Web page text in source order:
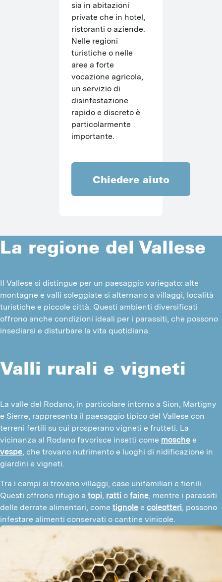
sia in abitazioni
private che in hotel,
ristoranti o aziende.
Nelle regioni
turistiche o nelle
aree a forte
vocazione agricola,
un servizio di
disinfestazione
rapido e discreto è
particolarmente
importante.
Chiedere aiuto
La regione del Vallese
Il Vallese si distingue per un paesaggio variegato: alte
montagne e valli soleggiate si alternano a villaggi, località
turistiche e piccole città. Questi ambienti diversificati
offrono anche condizioni ideali per i parassiti, che possono
insediarsi e disturbare la vita quotidiana.
Valli rurali e vigneti
La valle del Rodano, in particolare intorno a Sion, Martigny
e Sierre, rappresenta il paesaggio tipico del Vallese con
terreni fertili su cui prosperano vigneti e frutteti. La
vicinanza al Rodano favorisce insetti come mosche
vespe, che trovano nutrimento e luoghi di nidificazione in
giardini e vigneti.
Tra i campi si trovano villaggi, case unifamiliari e fienili.
Questi offrono rifugio a topi, ratti o faine, mentre i parassiti
delle derrate alimentari, come tignole e coleotteri, possono
infestare alimenti conservati o cantine vinicole.